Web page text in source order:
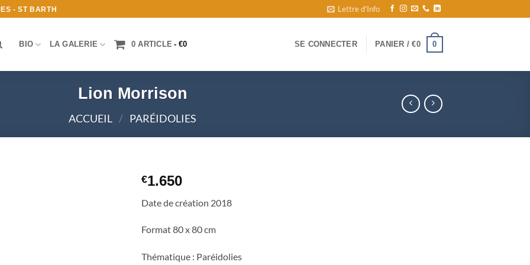
- ST BARTH Lettre d'Info
BIO LA GALERIE 0 ARTICLE €0 SE CONNECTER PANIER /€0 0
Lion Morrison
ACCUEIL / PARÉIDOLIES
€1.650
Date de création 2018
Format 80 x 80 cm
Thématique : Paréidolies